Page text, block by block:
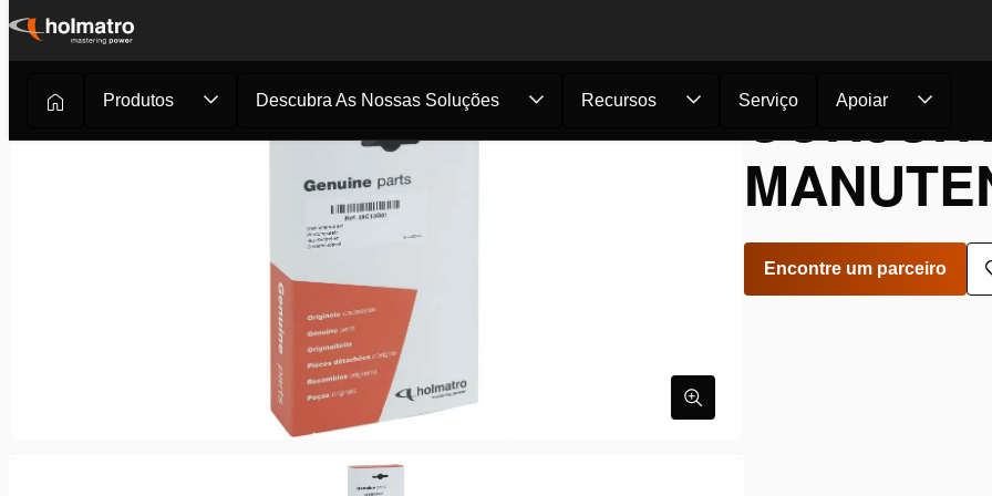
Ir
Produtos Descubra As Nossas Soluções Recursos Serviço Apoiar
Encontre um parceiro